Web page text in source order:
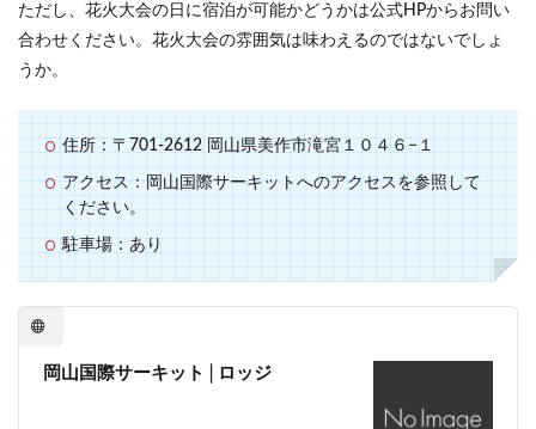
ただし、花火大会の日に宿泊が可能かどうかは公式HPからお問い
合わせください。花火大会の雰囲気は味わえるのではないでしょ
うか。
住所：〒701-2612 岡山県美作市滝宮１０４６−１
アクセス：岡山国際サーキットへのアクセスを参照して
ください。
駐車場：あり
岡山国際サーキット│ロッジ